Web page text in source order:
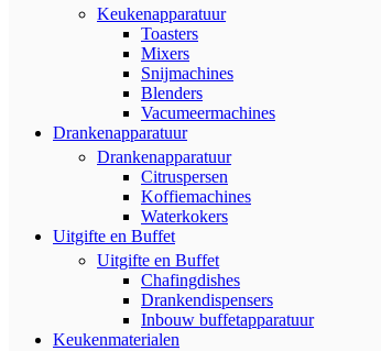
Keukenapparatuur
Toasters
Mixers
Snijmachines
Blenders
Vacumeermachines
Drankenapparatuur
Drankenapparatuur
Citruspersen
Koffiemachines
Waterkokers
Uitgifte en Buffet
Uitgifte en Buffet
Chafingdishes
Drankendispensers
Inbouw buffetapparatuur
Keukenmaterialen